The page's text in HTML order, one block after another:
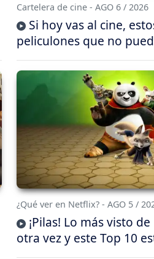
Cartelera de cine - AGO 6 / 2026
Si hoy vas al cine,
peliculones que no
¿Qué ver en Netflix? - AGO 5 /
¡Pilas! Lo más visto
otra vez y este Top 10